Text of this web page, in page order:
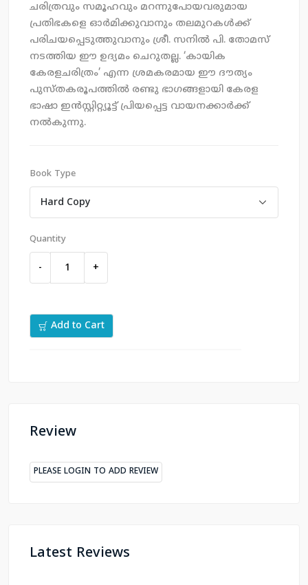
ചരിത്രവും സമൂഹവും മറന്നുപോയവരുമായ
പ്രതിഭകളെ ഓര്‍മിക്കുവാനും തലമുറകള്‍ക്ക്
പരിചയപ്പെടുത്തുവാനും ശ്രീ. സനിൽ പി. തോമസ്
നടത്തിയ ഈ ഉദ്യമം ചെറുതല്ല. ‘കായിക
കേരളചരിത്രം’ എന്ന ശ്രമകരമായ ഈ ദൗത്യം
പുസ്തകരൂപത്തിൽ രണ്ടു ഭാഗങ്ങളായി കേരള
ഭാഷാ ഇന്‍സ്റ്റിറ്റ്യൂട്ട് പ്രിയപ്പെട്ട വായനക്കാര്‍ക്ക്
നല്‍കുന്നു.
Book Type
Quantity
- +
Add to Cart
Review
PLEASE LOGIN TO ADD REVIEW
Latest Reviews